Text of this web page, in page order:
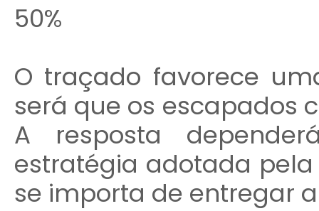
50%
O traçado favorece
será que os escapados
A resposta
estratégia adotada pela
se importa de entregar